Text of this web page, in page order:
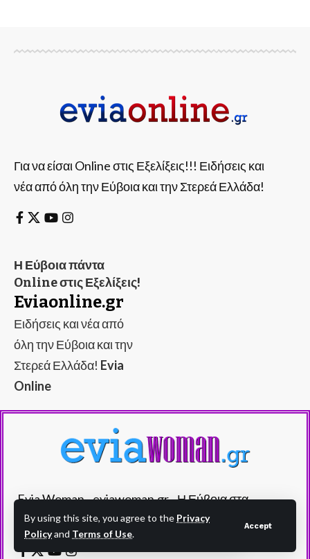
By using this site, you agree to the Privacy
Policyand Terms of Use.
Accept
Για να είσαι Online στις Εξελίξεις!!! Ειδήσεις και
νέα από όλη την Εύβοια και την Στερεά Ελλάδα!
Η Εύβοια πάντα
Online στις Εξελίξεις!
Eviaonline.gr
Ειδήσεις και νέα από
όλη την Εύβοια και την
Στερεά Ελλάδα! Evia
Online
Evia Woman - eviawoman.gr - Η Εύβοια στα
καλύτερά της!